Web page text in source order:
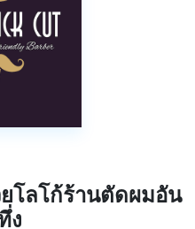
โลโก้ร้านตัดผมอัน
ง